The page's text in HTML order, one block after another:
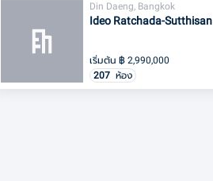
Din Daeng, Bangkok
Ideo Ratchada-Sutthisan
เริ่มต้น ฿ 2,990,000
207 ห้อง